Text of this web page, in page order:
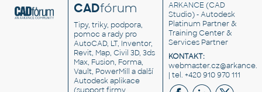
CADfórum
Tipy, triky, podpora,
pomoc a rady pro
AutoCAD, LT, Inventor,
Revit, Map, Civil 3D, 3ds
Max, Fusion, Forma,
Vault, PowerMill a další
Autodesk aplikace
ARKANCE (CAD
Studio) - Autodesk
Platinum Partner &
Training Center &
Services Partner
KONTAKT:
| tel. +420 910 970 111